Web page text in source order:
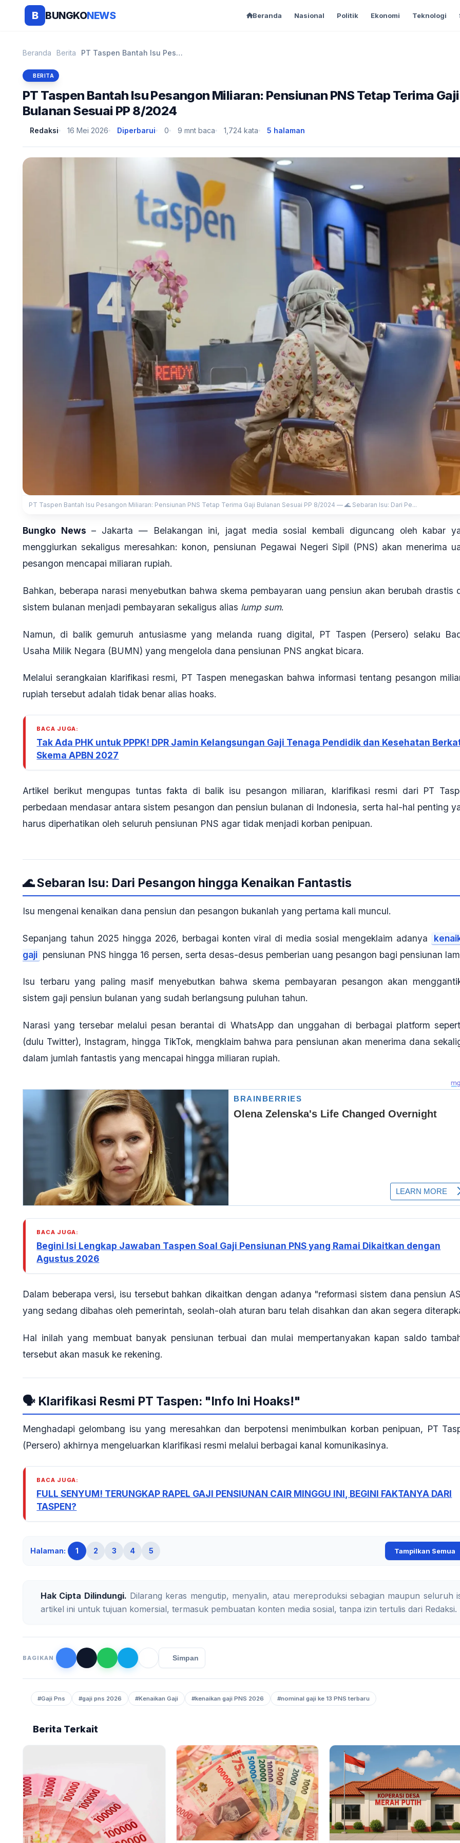
B BUNGKONEWS Beranda Nasional Politik Ekonomi Teknologi
Beranda Berita PT Taspen Bantah Isu Pesangon Miliaran: Pensiunan ...
BERITA
PT Taspen Bantah Isu Pesangon Miliaran: Pensiunan PNS Tetap Terima Gaji
Bulanan Sesuai PP 8/2024
Redaksi 16 Mei 2026 Diperbarui 0 9 mnt baca 1,724 kata 5 halaman
PT Taspen Bantah Isu Pesangon Miliaran: Pensiunan PNS Tetap Terima Gaji Bulanan Sesuai PP 8/2024 — 🌊 Sebaran Isu: Dari Pe...
Bungko News – Jakarta — Belakangan ini, jagat media sosial kembali diguncang oleh kabar
menggiurkan sekaligus meresahkan: konon, pensiunan Pegawai Negeri Sipil (PNS) akan menerima
pesangon mencapai miliaran rupiah.
Bahkan, beberapa narasi menyebutkan bahwa skema pembayaran uang pensiun akan berubah drastis
sistem bulanan menjadi pembayaran sekaligus alias lump sum.
Namun, di balik gemuruh antusiasme yang melanda ruang digital, PT Taspen (Persero) selaku
Usaha Milik Negara (BUMN) yang mengelola dana pensiunan PNS angkat bicara.
Melalui serangkaian klarifikasi resmi, PT Taspen menegaskan bahwa informasi tentang pesangon
rupiah tersebut adalah tidak benar alias hoaks.
BACA JUGA:
Tak Ada PHK untuk PPPK! DPR Jamin Kelangsungan Gaji Tenaga Pendidik dan Kesehatan
Skema APBN 2027
Artikel berikut mengupas tuntas fakta di balik isu pesangon miliaran, klarifikasi resmi dari PT
perbedaan mendasar antara sistem pesangon dan pensiun bulanan di Indonesia, serta hal-hal penting
harus diperhatikan oleh seluruh pensiunan PNS agar tidak menjadi korban penipuan.
🌊 Sebaran Isu: Dari Pesangon hingga Kenaikan Fantastis
Isu mengenai kenaikan dana pensiun dan pesangon bukanlah yang pertama kali muncul.
Sepanjang tahun 2025 hingga 2026, berbagai konten viral di media sosial mengeklaim adanya
gaji pensiunan PNS hingga 16 persen, serta desas-desus pemberian uang pesangon bagi pensiunan
Isu terbaru yang paling masif menyebutkan bahwa skema pembayaran pesangon akan
sistem gaji pensiun bulanan yang sudah berlangsung puluhan tahun.
Narasi yang tersebar melalui pesan berantai di WhatsApp dan unggahan di berbagai platform
(dulu Twitter), Instagram, hingga TikTok, mengklaim bahwa para pensiunan akan menerima dana
dalam jumlah fantastis yang mencapai hingga miliaran rupiah.
BACA JUGA:
Begini Isi Lengkap Jawaban Taspen Soal Gaji Pensiunan PNS yang Ramai Dikaitkan dengan
Agustus 2026
Dalam beberapa versi, isu tersebut bahkan dikaitkan dengan adanya "reformasi sistem dana pensiun
yang sedang dibahas oleh pemerintah, seolah-olah aturan baru telah disahkan dan akan segera
Hal inilah yang membuat banyak pensiunan terbuai dan mulai mempertanyakan kapan saldo
tersebut akan masuk ke rekening.
🗣️ Klarifikasi Resmi PT Taspen: "Info Ini Hoaks!"
Menghadapi gelombang isu yang meresahkan dan berpotensi menimbulkan korban penipuan, PT
(Persero) akhirnya mengeluarkan klarifikasi resmi melalui berbagai kanal komunikasinya.
BACA JUGA:
FULL SENYUM! TERUNGKAP RAPEL GAJI PENSIUNAN CAIR MINGGU INI, BEGINI FAKTANYA DARI
TASPEN?
Halaman: 1 2 3 4 5 Tampilkan Semua
Hak Cipta Dilindungi. Dilarang keras mengutip, menyalin, atau mereproduksi sebagian maupun seluruh
artikel ini untuk tujuan komersial, termasuk pembuatan konten media sosial, tanpa izin tertulis dari Redaksi.
BAGIKAN Simpan
#Gaji Pns #gaji pns 2026 #Kenaikan Gaji #kenaikan gaji PNS 2026 #nominal gaji ke 13 PNS terbaru
Berita Terkait